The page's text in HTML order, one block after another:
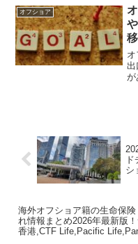
会
オフショア
出
が
シ
海外オフショア籍の生命保険
れ情報まとめ2026年最新版
香港,CTF Life,Pacific